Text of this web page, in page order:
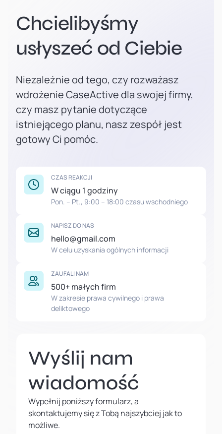
Chcielibyśmy
usłyszeć od Ciebie
Niezależnie od tego, czy rozważasz
wdrożenie CaseActive dla swojej firmy,
czy masz pytanie dotyczące
istniejącego planu, nasz zespół jest
gotowy Ci pomóc.
CZAS REAKCJI
W ciągu 1 godziny
Pon. – Pt., 9:00 – 18:00 czasu wschodniego
NAPISZ DO NAS
hello@gmail.com
W celu uzyskania ogólnych informacji
ZAUFALI NAM
500+ małych firm
W zakresie prawa cywilnego i prawa
deliktowego
Wyślij nam
wiadomość
Wypełnij poniższy formularz, a
skontaktujemy się z Tobą najszybciej jak to
możliwe.